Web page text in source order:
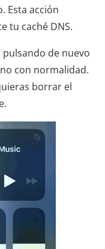
Esta acción
tu caché DNS.
pulsando de nuevo
con normalidad.
borrar el